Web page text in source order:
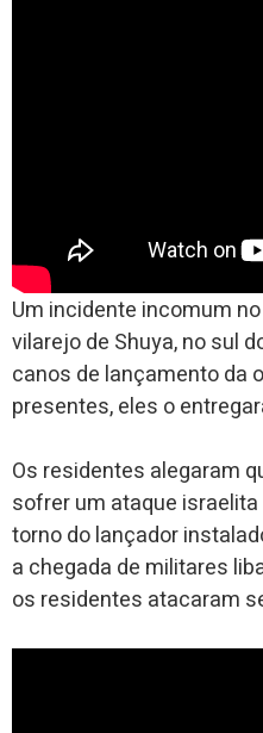
Um incidente incomum
vilarejo de Shuya, no sul
canos de lançamento da
presentes, eles o
Os residentes alegaram
sofrer um ataque
torno do lançador
a chegada de militares
os residentes atacaram